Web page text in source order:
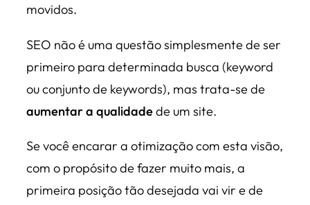
movidos.
SEO não é uma questão simplesmente de ser
primeiro para determinada busca (keyword
ou conjunto de keywords), mas trata-se de
aumentar a qualidadede um site.
Se você encarar a otimização com esta visão,
com o propósito de fazer muito mais, a
primeira posição tão desejada vai vir e de